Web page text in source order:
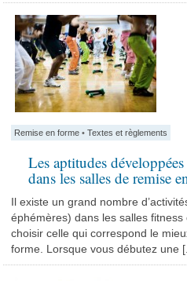
Remise en forme •Textes et règlements
Les aptitudes
dans les salles de remise
Il existe un grand nombre
éphémères) dans les salles
choisir celle qui correspond le
forme. Lorsque vous débutez une